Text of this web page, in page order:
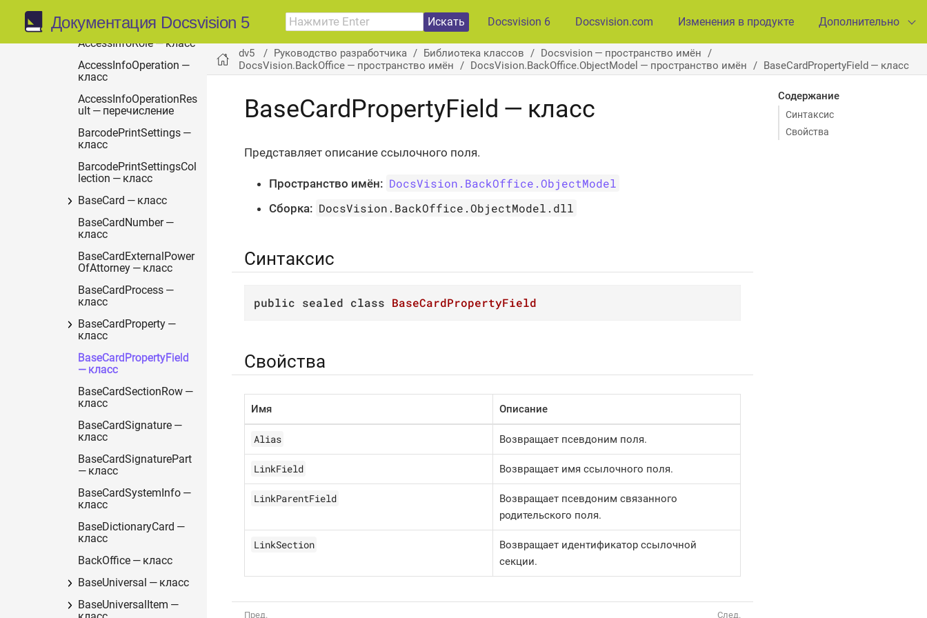
Документация Docsvision 5 Искать Docsvision 6 Docsvision.com Изменения в продукте Дополнительно
AccessInfo — класс
AccessInfoRole — класс
AccessInfoOperation —
класс
AccessInfoOperationRes
ult — перечисление
BarcodePrintSettings —
класс
BarcodePrintSettingsCol
lection — класс
BaseCard — класс
BaseCardNumber —
класс
BaseCardExternalPower
OfAttorney — класс
BaseCardProcess —
класс
BaseCardProperty —
класс
BaseCardPropertyField
— класс
BaseCardSectionRow —
класс
BaseCardSignature —
класс
BaseCardSignaturePart
— класс
BaseCardSystemInfo —
класс
BaseDictionaryCard —
класс
BackOffice — класс
BaseUniversal — класс
BaseUniversalItem —
dv5 Руководство разработчика Библиотека классов
Docsvision — пространство имён
DocsVision.BackOffice — пространство имён
DocsVision.BackOffice.ObjectModel — пространство имён BaseCardPropertyField — класс
Содержание
Синтаксис
Свойства
BaseCardPropertyField — класс
Представляет описание ссылочного поля.
Пространство имён: DocsVision.BackOffice.ObjectModel
Сборка: DocsVision.BackOffice.ObjectModel.dll
Синтаксис
public sealed class BaseCardPropertyField
Свойства
Имя Описание
Alias Возвращает псевдоним поля.
LinkField Возвращает имя ссылочного поля.
LinkParentField
Возвращает псевдоним связанного
родительского поля.
LinkSection
Возвращает идентификатор ссылочной
секции.